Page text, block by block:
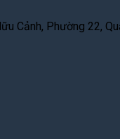
Cảnh, Phường 22,